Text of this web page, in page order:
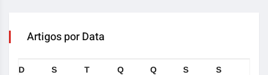
Artigos por Data
D S T Q Q S S